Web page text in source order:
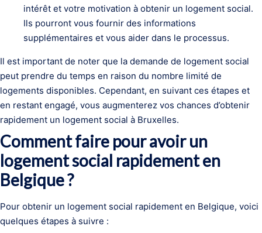
intérêt et votre motivation à obtenir un logement social.
Ils pourront vous fournir des informations
supplémentaires et vous aider dans le processus.
Il est important de noter que la demande de logement social
peut prendre du temps en raison du nombre limité de
logements disponibles. Cependant, en suivant ces étapes et
en restant engagé, vous augmenterez vos chances d’obtenir
rapidement un logement social à Bruxelles.
Comment faire pour avoir un
logement social rapidement en
Belgique ?
Pour obtenir un logement social rapidement en Belgique, voici
quelques étapes à suivre :